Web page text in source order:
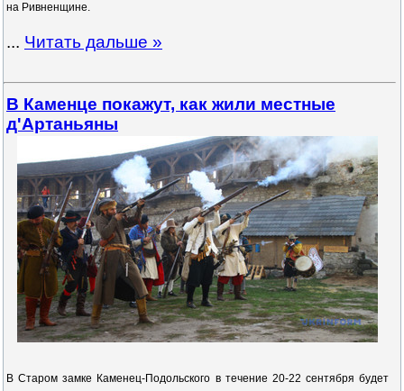
на Ривненщине.
... Читать дальше »
В Каменце покажут, как жили местные
д'Артаньяны
В Старом замке Каменец-Подольского в течение 20-22 сентября будет